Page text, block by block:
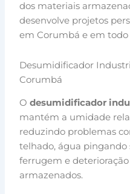
dos materiais
desenvolve projetos
em Corumbá e em todo
Desumidificador
Corumbá
Odesumidificador
mantém a umidade
reduzindo problemas
telhado, água pingando
ferrugem e
armazenados.